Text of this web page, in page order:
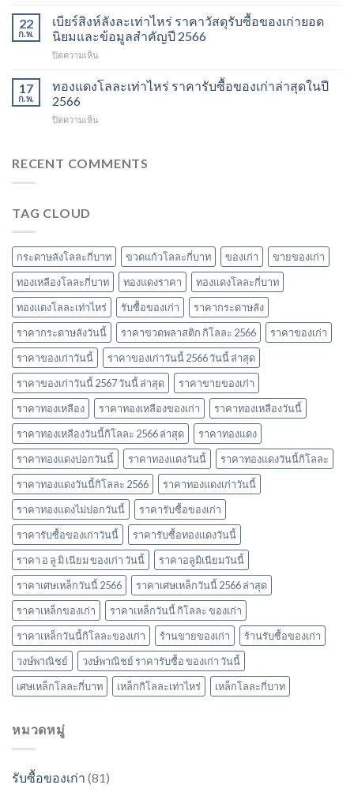
ที่
ควร
ในปี
อัปเดต
ราคา
รีไซเคิล
และ
สำคัญ
ทองแดง
เก่า
วัน
นี้
ราคา
รับ
เก่า
22
ก.พ.
เบียร์สิงห์ลังละเท่าไหร่ ราคาวัสดุรับซื้อของเก่ายอด
นิยมและข้อมูลสำคัญปี 2566
ปิดความเห็น
สิงห์
ลัง
เท่า
วัสดุ
และ
ข้อมูล
สำคัญ
ปี
2566
17
ก.พ.
ทองแดงโลละเท่าไหร่ ราคารับซื้อของเก่าล่าสุดในปี
2566
ปิดความเห็น
โล
ของ
เก่า
ล่าสุด
ในปี
2566
RECENT COMMENTS
TAG CLOUD
กระดาษลังโลละกี่บาท ขวดแก้วโลละกี่บาท ของเก่า
ขายของเก่า
ทองเหลืองโลละกี่บาท
ทองแดงราคา
ทองแดงโลละกี่บาท
ทองแดงโลละเท่าไหร่
รับซื้อของเก่า
ราคากระดาษลัง
ราคากระดาษลังวันนี้
ราคาขวดพลาสติก กิโลละ 2566
ราคาของเก่า
ราคาของเก่าวันนี้
ราคาของเก่าวันนี้ 2566 วันนี้ ล่าสุด
ราคาของเก่าวันนี้ 2567 วันนี้ ล่าสุด
ราคาขายของเก่า
ราคาทองเหลือง
ราคาทองเหลืองของเก่า
ราคาทองเหลืองวันนี้
ราคาทองเหลืองวันนี้กิโลละ 2566 ล่าสุด
ราคาทองแดง
ราคาทองแดงปอกวันนี้
ราคาทองแดงวันนี้
ราคาทองแดงวันนี้กิโลละ
ราคาทองแดงวันนี้กิโลละ 2566
ราคาทองแดงเก่าวันนี้
ราคาทองแดงไม่ปอกวันนี้
ราคารับซื้อของเก่า
ราคารับซื้อของเก่าวันนี้
ราคารับซื้อทองแดงวันนี้
ราคา อ ลู มิ เนียม ของเก่า วันนี้
ราคาอลูมิเนียมวันนี้
ราคาเศษเหล็กวันนี้ 2566
ราคาเศษเหล็กวันนี้ 2566 ล่าสุด
ราคาเหล็กของเก่า
ราคาเหล็กวันนี้ กิโลละ ของเก่า
ราคาเหล็กวันนี้กิโลละของเก่า
ร้านขายของเก่า
ร้านรับซื้อของเก่า
วงษ์พาณิชย์
วงษ์พาณิชย์ ราคารับซื้อ ของเก่า วันนี้
เศษเหล็กโลละกี่บาท
เหล็กกิโลละเท่าไหร่ เหล็กโลละกี่บาท
หมวดหมู่
รับซื้อของเก่า (81)